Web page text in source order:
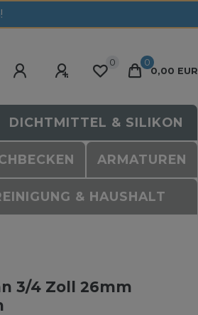
0
0
0,00 EUR
DICHTMITTEL & SILIKON
ARMATUREN
& HAUSHALT
3/4 Zoll 26mm